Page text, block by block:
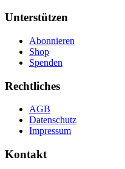
Unterstützen
Abonnieren
Shop
Spenden
Rechtliches
AGB
Datenschutz
Impressum
Kontakt